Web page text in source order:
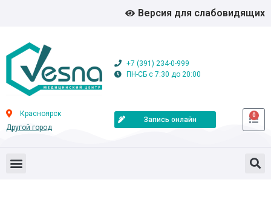
Версия для слабовидящих
+7 (391) 234-0-999
ПН-СБ с 7:30 до 20:00
Красноярск
Другой город
Запись онлайн
0